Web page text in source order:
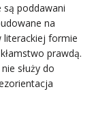
poddawani
na
literackiej formie
prawdą.
służy do